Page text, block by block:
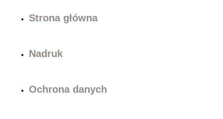
Strona główna
Nadruk
Ochrona danych